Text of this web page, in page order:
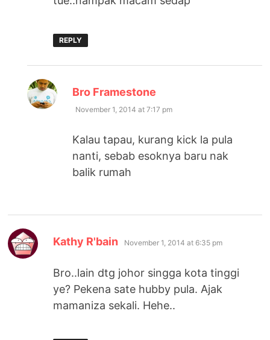
REPLY
Bro Framestone
November 1, 2014 at 7:17 pm
Kalau tapau, kurang kick la pula
nanti, sebab esoknya baru nak
balik rumah
Kathy R'bain says:
November 1, 2014 at 6:35 pm
Bro..lain dtg johor singga kota tinggi
ye? Pekena sate hubby pula. Ajak
mamaniza sekali. Hehe..